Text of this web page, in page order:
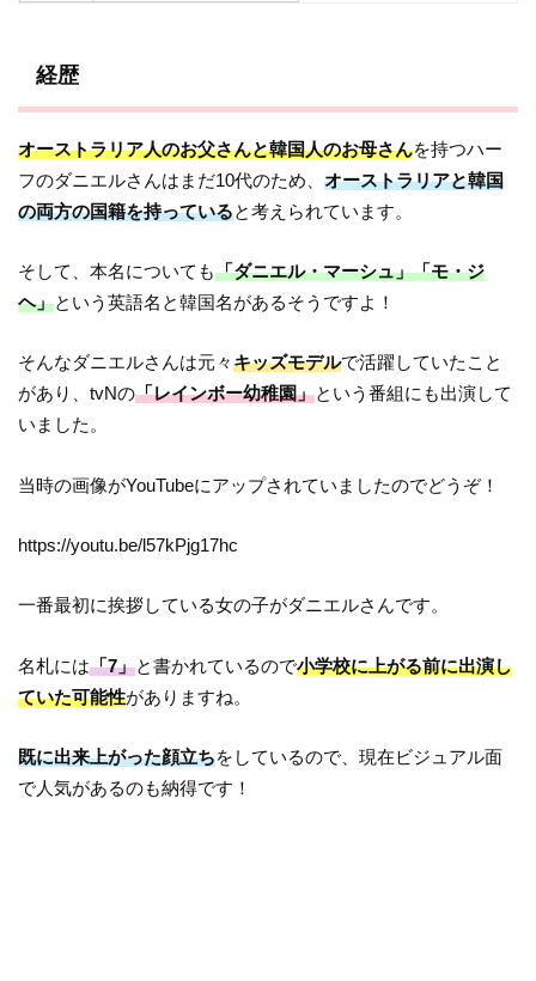
経歴
オーストラリア人のお父さんと韓国人のお母さんを持つハー
フのダニエルさんはまだ10代のため、オーストラリアと韓国
の両方の国籍を持っていると考えられています。
そして、本名についても「ダニエル・マーシュ」「モ・ジ
ヘ」という英語名と韓国名があるそうですよ！
そんなダニエルさんは元々キッズモデルで活躍していたこと
があり、tvNの「レインボー幼稚園」という番組にも出演して
いました。
当時の画像がYouTubeにアップされていましたのでどうぞ！
https://youtu.be/l57kPjg17hc
一番最初に挨拶している女の子がダニエルさんです。
名札には「7」と書かれているので小学校に上がる前に出演し
ていた可能性がありますね。
既に出来上がった顔立ちをしているので、現在ビジュアル面
で人気があるのも納得です！